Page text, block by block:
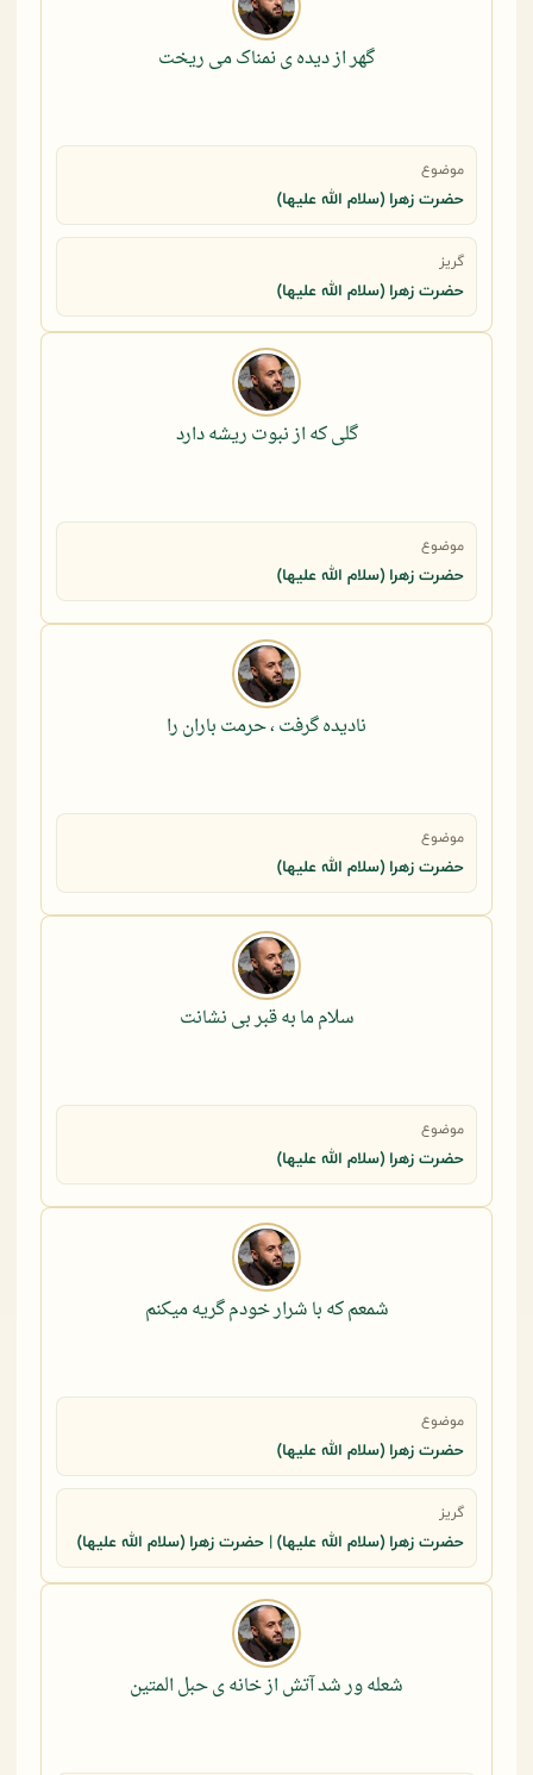
گهر از دیده ی نمناک می ریخت
موضوع
حضرت زهرا (سلام الله علیها)
گریز
حضرت زهرا (سلام الله علیها)
گلی که از نبوت ریشه دارد
موضوع
حضرت زهرا (سلام الله علیها)
نادیده گرفت ، حرمت باران را
موضوع
حضرت زهرا (سلام الله علیها)
سلام ما به قبر بی نشانت
موضوع
حضرت زهرا (سلام الله علیها)
شمعم که با شرار خودم گریه میکنم
موضوع
حضرت زهرا (سلام الله علیها)
گریز
حضرت زهرا (سلام الله علیها) | حضرت زهرا (سلام الله علیها)
شعله ور شد آتش از خانه ی حبل المتین